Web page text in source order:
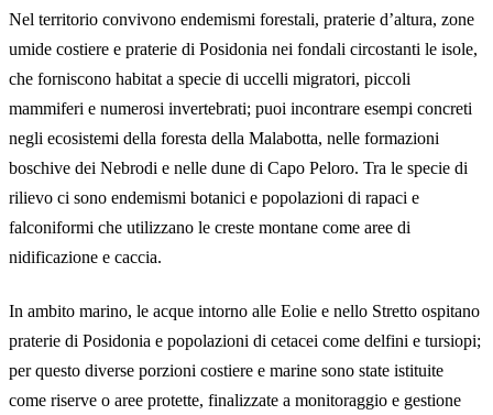
Nel territorio convivono endemismi forestali, praterie d’altura, zone
umide costiere e praterie di Posidonia nei fondali circostanti le isole,
che forniscono habitat a specie di uccelli migratori, piccoli
mammiferi e numerosi invertebrati; puoi incontrare esempi concreti
negli ecosistemi della foresta della Malabotta, nelle formazioni
boschive dei Nebrodi e nelle dune di Capo Peloro. Tra le specie di
rilievo ci sono endemismi botanici e popolazioni di rapaci e
falconiformi che utilizzano le creste montane come aree di
nidificazione e caccia.
In ambito marino, le acque intorno alle Eolie e nello Stretto ospitano
praterie di Posidonia e popolazioni di cetacei come delfini e tursiopi;
per questo diverse porzioni costiere e marine sono state istituite
come riserve o aree protette, finalizzate a monitoraggio e gestione